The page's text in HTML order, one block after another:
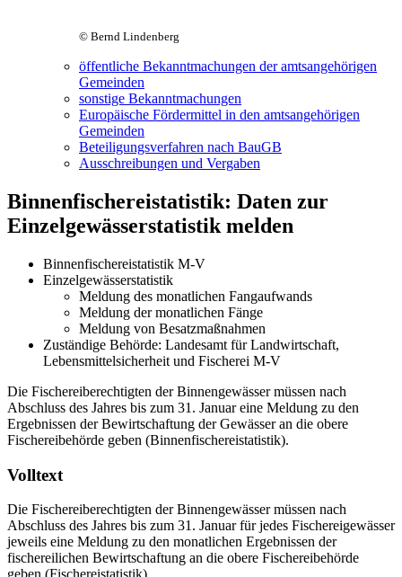
© Bernd Lindenberg
öffentliche Bekanntmachungen der amtsangehörigen
Gemeinden
sonstige Bekanntmachungen
Europäische Fördermittel in den amtsangehörigen
Gemeinden
Beteiligungsverfahren nach BauGB
Ausschreibungen und Vergaben
Binnenfischereistatistik: Daten zur
Einzelgewässerstatistik melden
Binnenfischereistatistik M-V
Einzelgewässerstatistik
Meldung des monatlichen Fangaufwands
Meldung der monatlichen Fänge
Meldung von Besatzmaßnahmen
Zuständige Behörde: Landesamt für Landwirtschaft,
Lebensmittelsicherheit und Fischerei M-V
Die Fischereiberechtigten der Binnengewässer müssen nach
Abschluss des Jahres bis zum 31. Januar eine Meldung zu den
Ergebnissen der Bewirtschaftung der Gewässer an die obere
Fischereibehörde geben (Binnenfischereistatistik).
Volltext
Die Fischereiberechtigten der Binnengewässer müssen nach
Abschluss des Jahres bis zum 31. Januar für jedes Fischereigewässer
jeweils eine Meldung zu den monatlichen Ergebnissen der
fischereilichen Bewirtschaftung an die obere Fischereibehörde